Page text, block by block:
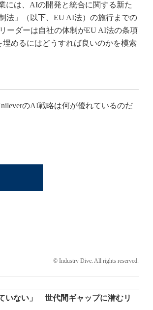
には、AIの開発と統合に関する新た
法」（以下、EU AI法）の施行までの
ーダーは自社の体制がEU AI法の条項
めるにはどうすれば良いのかを模索
のAI戦略は何が優れているのだ
© Industry Dive. All rights reserved.
いない」 世代間ギャップに潜むリ